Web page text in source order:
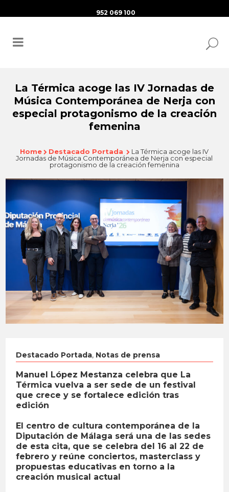
952 069 100
La Térmica acoge las IV Jornadas de
Música Contemporánea de Nerja con
especial protagonismo de la creación
femenina
Home Destacado Portada
La Térmica acoge las IV
Jornadas de Música Contemporánea de Nerja con especial
protagonismo de la creación femenina
Destacado Portada, Notas de prensa
Manuel López Mestanza celebra que La
Térmica vuelva a ser sede de un festival
que crece y se fortalece edición tras
edición
El centro de cultura contemporánea de la
Diputación de Málaga será una de las sedes
de esta cita, que se celebra del 16 al 22 de
febrero y reúne conciertos, masterclass y
propuestas educativas en torno a la
creación musical actual